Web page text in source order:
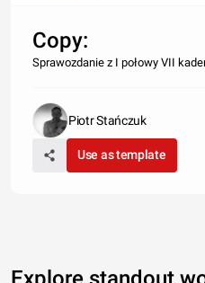
Copy:
Sprawozdanie z I połowy VII
Piotr Stańczuk
Use as template